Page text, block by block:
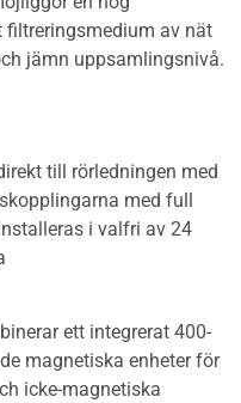
filtreringsmedium av nät
jämn uppsamlingsnivå.
till rörledningen med
med full
i valfri av 24
ett integrerat 400-
magnetiska enheter för
icke-magnetiska